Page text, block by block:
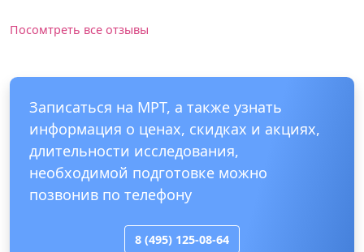
Посомтреть все отзывы
Записаться на МРТ, а также узнать
информация о ценах, скидках и акциях,
длительности исследования,
необходимой подготовке можно
позвонив по телефону
8 (495) 125-08-64